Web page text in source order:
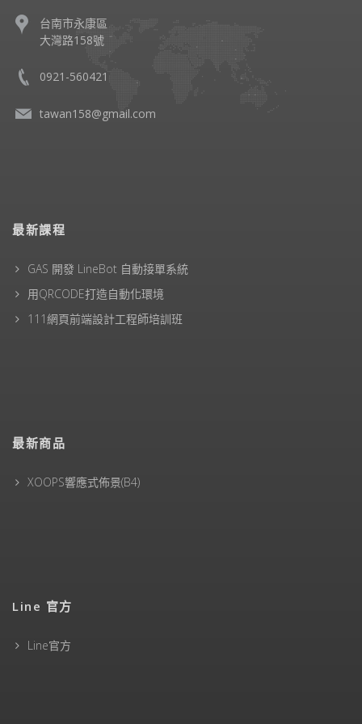
台南市永康區
大灣路158號
0921-560421
tawan158@gmail.com
最新課程
GAS 開發 LineBot 自動接單系統
用QRCODE打造自動化環境
111網頁前端設計工程師培訓班
最新商品
XOOPS響應式佈景(B4)
Line 官方
Line官方